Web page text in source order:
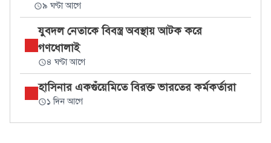
৯ ঘণ্টা আগে
যুবদল নেতাকে বিবস্ত্র অবস্থায় আটক করে
গণধোলাই
৪ ঘণ্টা আগে
হাসিনার একগুঁয়েমিতে বিরক্ত ভারতের কর্মকর্তারা
১ দিন আগে